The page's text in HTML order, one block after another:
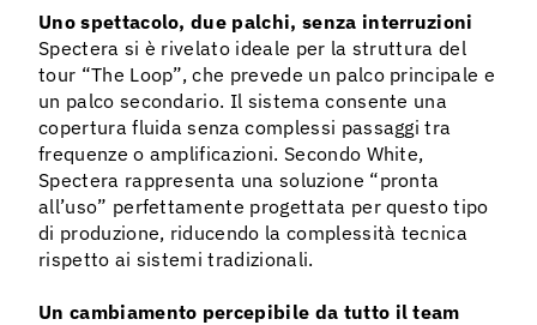
Uno spettacolo, due palchi, senza interruzioni
Spectera si è rivelato ideale per la struttura del
tour “The Loop”, che prevede un palco principale e
un palco secondario. Il sistema consente una
copertura fluida senza complessi passaggi tra
frequenze o amplificazioni. Secondo White,
Spectera rappresenta una soluzione “pronta
all’uso” perfettamente progettata per questo tipo
di produzione, riducendo la complessità tecnica
rispetto ai sistemi tradizionali.
Un cambiamento percepibile da tutto il team